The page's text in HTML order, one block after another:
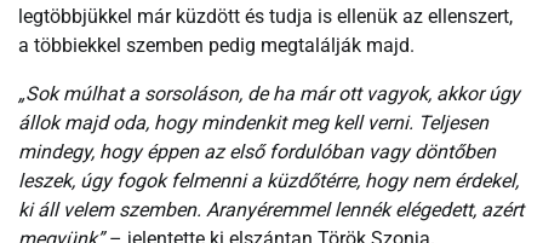
legtöbbjükkel már küzdött és tudja is ellenük az ellenszert,
a többiekkel szemben pedig megtalálják majd.
„Sok múlhat a sorsoláson, de ha már ott vagyok, akkor úgy
állok majd oda, hogy mindenkit meg kell verni. Teljesen
mindegy, hogy éppen az első fordulóban vagy döntőben
leszek, úgy fogok felmenni a küzdőtérre, hogy nem érdekel,
ki áll velem szemben. Aranyéremmel lennék elégedett, azért